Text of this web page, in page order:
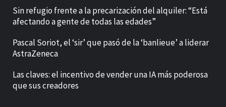
Sin refugio frente a la precarización del alquiler: “Está
afectando a gente de todas las edades”
Pascal Soriot, el ‘sir’ que pasó de la ‘banlieue’ a liderar
AstraZeneca
Las claves: el incentivo de vender una IA más poderosa
que sus creadores